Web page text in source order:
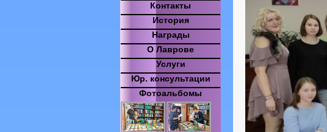
Контакты
История
Награды
О Лаврове
Услуги
Юр. консультации
Фотоальбомы